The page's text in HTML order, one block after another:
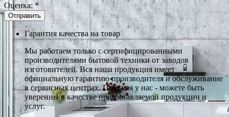
Оценка: *
Гарантия качества на товар
Мы работаем только с сертифицированными
производителями бытовой техники от заводов
изготовителей. Вся наша продукция имеет
официальную гарантию производителя и обслуживание
в сервисных центрах. Покупая у нас - можете быть
уверенны в качестве предоставляемой продукции и
услуг.